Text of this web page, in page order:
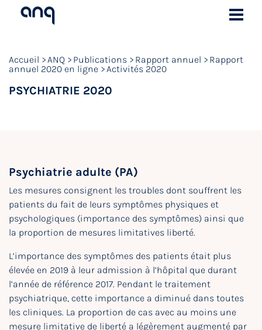
Accueil ANQ Publications Rapport annuel
Rapport
annuel 2020 en ligne
Activités 2020
PSYCHIATRIE 2020
Psychiatrie adulte (PA)
Les mesures consignent les troubles dont souffrent les
patients du fait de leurs symptômes physiques et
psychologiques (importance des symptômes) ainsi que
la proportion de mesures limitatives liberté.
L’importance des symptômes des patients était plus
élevée en 2019 à leur admission à l’hôpital que durant
l’année de référence 2017. Pendant le traitement
psychiatrique, cette importance a diminué dans toutes
les cliniques. La proportion de cas avec au moins une
mesure limitative de liberté a légèrement augmenté par